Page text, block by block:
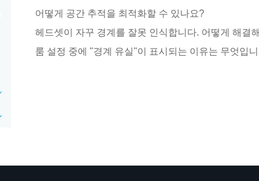
어떻게 공간 추적을 최적화할 수 있나요?
헤드셋이 자꾸 경계를 잘못 인식합니다. 어떻게 해결
룸 설정 중에 "경계 유실"이 표시되는 이유는 무엇입